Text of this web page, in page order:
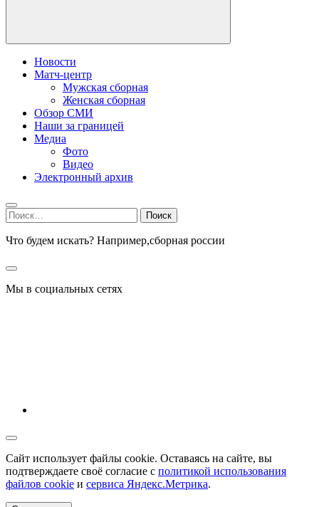
Новости
Матч-центр
Мужская сборная
Женская сборная
Обзор СМИ
Наши за границей
Медиа
Фото
Видео
Электронный архив
Найти:
Что будем искать? Например,сборная россии
Мы в социальных сетях
Сайт использует файлы cookie. Оставаясь на сайте, вы
подтверждаете своё согласие с политикой использования
файлов cookie и сервиса Яндекс.Метрика.